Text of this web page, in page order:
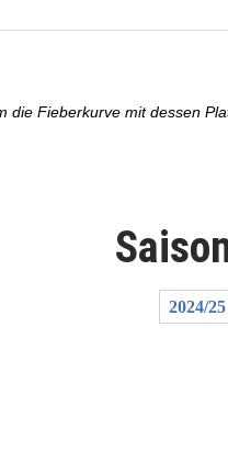
die Fieberkurve mit dessen
2024/25